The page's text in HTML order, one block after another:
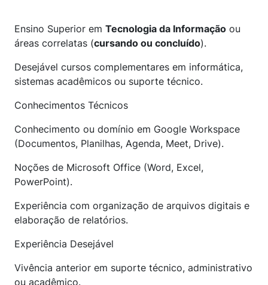
Ensino Superior em Tecnologia da Informação ou
áreas correlatas (cursando ou concluído).
Desejável cursos complementares em informática,
sistemas acadêmicos ou suporte técnico.
Conhecimentos Técnicos
Conhecimento ou domínio em Google Workspace
(Documentos, Planilhas, Agenda, Meet, Drive).
Noções de Microsoft Office (Word, Excel,
PowerPoint).
Experiência com organização de arquivos digitais e
elaboração de relatórios.
Experiência Desejável
Vivência anterior em suporte técnico, administrativo
ou acadêmico.